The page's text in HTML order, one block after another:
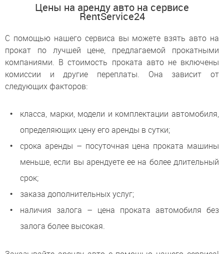
Цены на аренду авто на сервисе
RentService24
С помощью нашего сервиса вы можете взять авто на
прокат по лучшей цене, предлагаемой прокатными
компаниями. В стоимость проката авто не включены
комиссии и другие переплаты. Она зависит от
следующих факторов:
класса, марки, модели и комплектации автомобиля,
определяющих цену его аренды в сутки;
срока аренды – посуточная цена проката машины
меньше, если вы арендуете ее на более длительный
срок;
заказа дополнительных услуг;
наличия залога – цена проката автомобиля без
залога более высокая.